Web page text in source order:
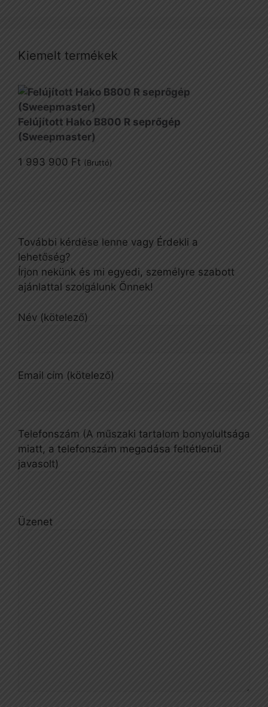
Kiemelt termékek
Felújított Hako B800 R seprőgép
(Sweepmaster)
1 993 900 Ft (Bruttó)
További kérdése lenne vagy Érdekli a
lehetőség?
Írjon nekünk és mi egyedi, személyre szabott
ajánlattal szolgálunk Önnek!
Név (kötelező)
Email cím (kötelező)
Telefonszám (A műszaki tartalom bonyolultsága
miatt, a telefonszám megadása feltétlenül
javasolt)
Üzenet